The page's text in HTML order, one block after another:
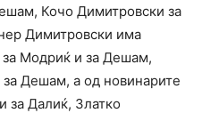
Кочо Димитровски за
Димитровски има
Модриќ и за Дешам,
Дешам, а од новинарите
за Далиќ, Златко